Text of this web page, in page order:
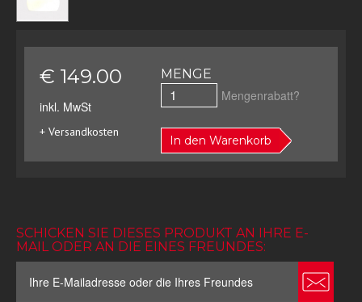
€ 149.00
inkl. MwSt
+ Versandkosten
MENGE
Mengenrabatt?
In den Warenkorb
SCHICKEN SIE DIESES PRODUKT AN IHRE E-
MAIL ODER AN DIE EINES FREUNDES: